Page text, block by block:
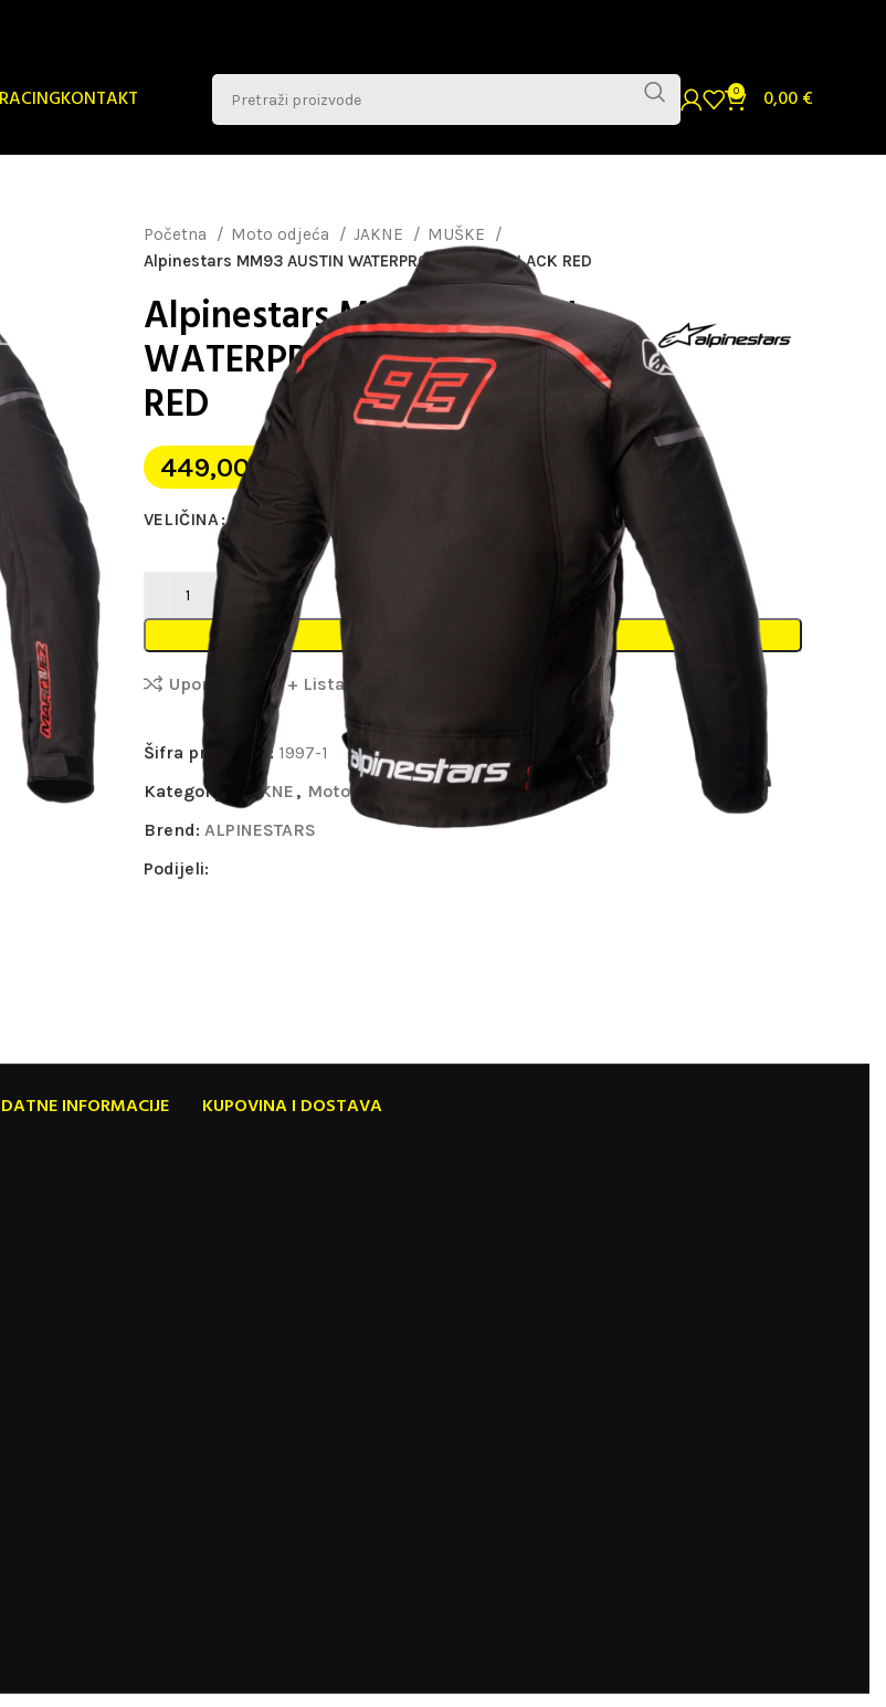
RACINGKONTAKT 0 0,00€
Početna Moto odjeća JAKNE
MUŠKE
Alpinestars MM93 AUSTIN WATERPROOF JAKNA BLACK RED
Alpinestars MM93 AUSTIN
WATERPROOF JAKNA BLACK
RED
449,00
VELIČINA Očisti
Uporedi + Lista Želja
Šifra proizvoda: 1997-1
Kategorije:
JAKNE , Moto odjeća
MUŠKE
Brend: ALPINESTARS
Podijeli:
INFORMACIJE KUPOVINA I DOSTAVA